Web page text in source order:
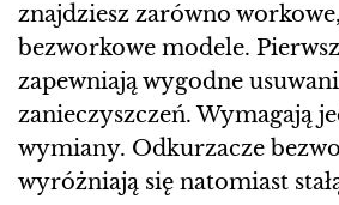
znajdziesz zarówno
bezworkowe modele.
zapewniają wygodne
zanieczyszczeń. Wymagają
wymiany. Odkurzacze
wyróżniają się natomiast